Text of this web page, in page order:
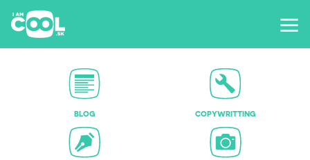
BLOG COPYWRITTING